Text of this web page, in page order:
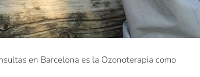
en Barcelona es la Ozonoterapia como